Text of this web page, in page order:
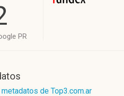
PR
de Top3.com.ar